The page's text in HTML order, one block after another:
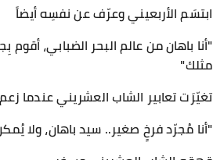
ابتسَم الأربعيني وعرّف عن نفسِه أيضاً
"أنا باهان من عالم البحر الضبابي،
مثلك"
تغيّرَت تعابير الشاب العشريني
"أنا مُجرّد فرخٍ صغير.. سيد باهان، ولا